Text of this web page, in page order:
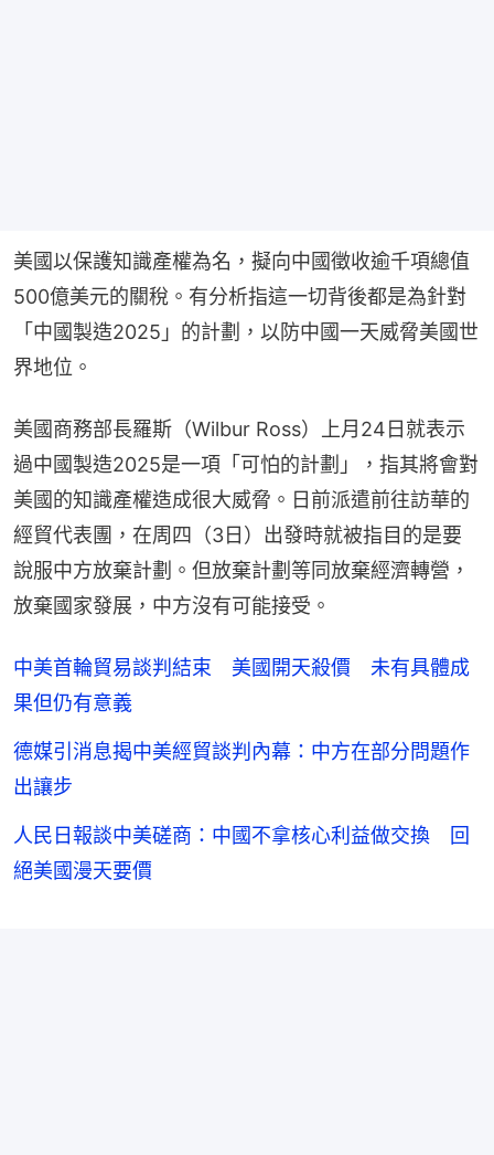
美國以保護知識產權為名，擬向中國徵收逾千項總值
500億美元的關稅。有分析指這一切背後都是為針對
「中國製造2025」的計劃，以防中國一天威脅美國世
界地位。
美國商務部長羅斯（Wilbur Ross）上月24日就表示
過中國製造2025是一項「可怕的計劃」，指其將會對
美國的知識產權造成很大威脅。日前派遣前往訪華的
經貿代表團，在周四（3日）出發時就被指目的是要
說服中方放棄計劃。但放棄計劃等同放棄經濟轉營，
放棄國家發展，中方沒有可能接受。
中美首輪貿易談判結束 美國開天殺價 未有具體成
果但仍有意義
德媒引消息揭中美經貿談判內幕：中方在部分問題作
出讓步
人民日報談中美磋商：中國不拿核心利益做交換 回
絕美國漫天要價